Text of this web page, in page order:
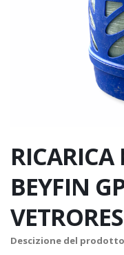
BEYFIN
Descizione del